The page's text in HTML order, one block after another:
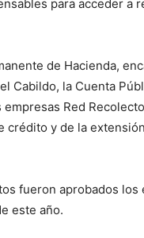
para acceder a
de Hacienda,
Cabildo, la Cuenta
Red
crédito y de la
fueron aprobados
este año.